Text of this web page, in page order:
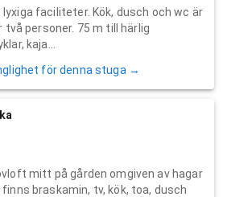
faciliteter. Kök, dusch och wc är
personer. 75 m till härlig
kaja...
för denna stuga →
mitt på gården omgiven av hagar
braskamin, tv, kök, toa, dusch